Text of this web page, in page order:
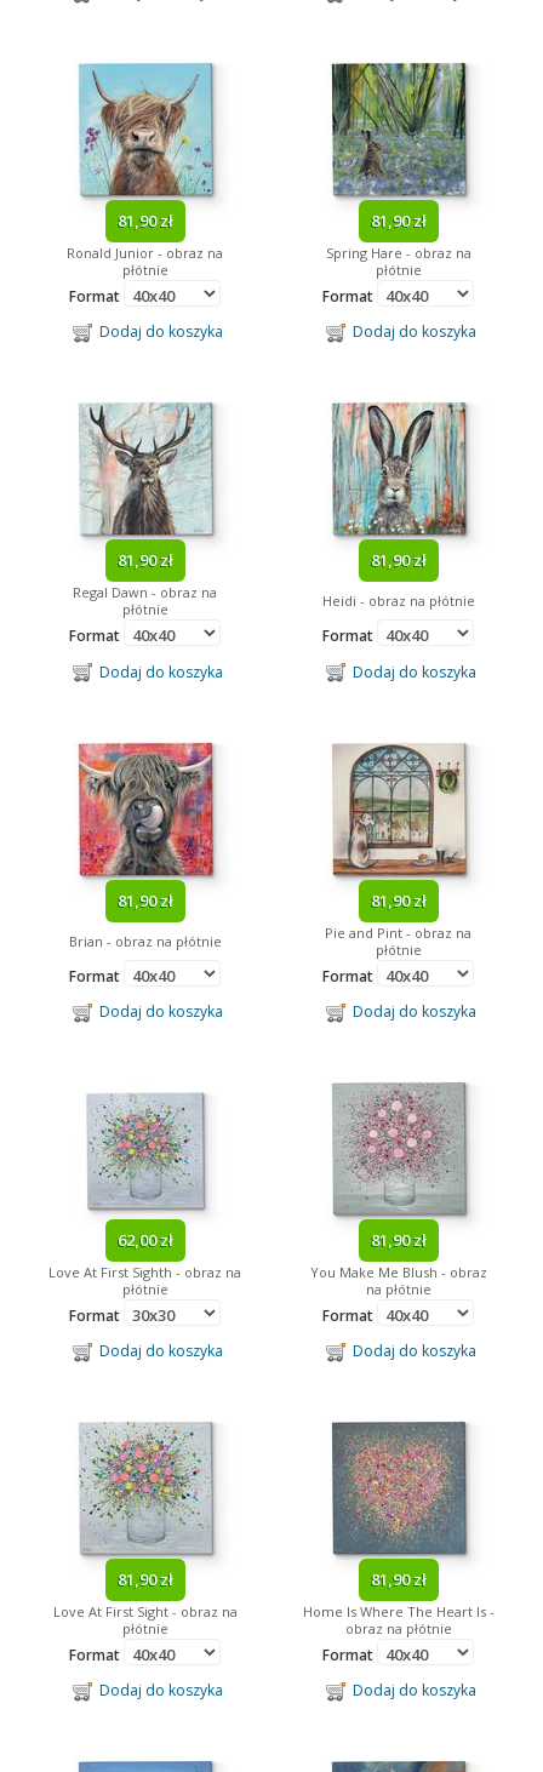
81,90 zł
Ronald Junior - obraz na
płótnie
Format
Dodaj do koszyka
81,90 zł
Spring Hare - obraz na
płótnie
Format
Dodaj do koszyka
81,90 zł
Regal Dawn - obraz na
płótnie
Format
Dodaj do koszyka
81,90 zł
Heidi - obraz na płótnie
Format
Dodaj do koszyka
81,90 zł
Brian - obraz na płótnie
Format
Dodaj do koszyka
81,90 zł
Pie and Pint - obraz na
płótnie
Format
Dodaj do koszyka
62,00 zł
Love At First Sighth - obraz na
płótnie
Format
Dodaj do koszyka
81,90 zł
You Make Me Blush - obraz
na płótnie
Format
Dodaj do koszyka
81,90 zł
Love At First Sight - obraz na
płótnie
Format
Dodaj do koszyka
81,90 zł
Home Is Where The Heart Is -
obraz na płótnie
Format
Dodaj do koszyka